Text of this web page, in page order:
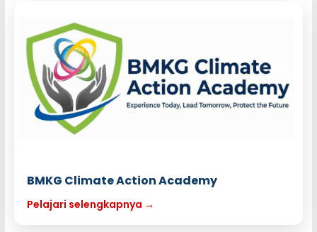
BMKG Climate Action Academy
Pelajari selengkapnya →